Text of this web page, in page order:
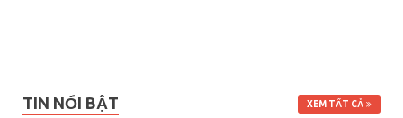
TIN NỔI BẬT XEM TẤT CẢ